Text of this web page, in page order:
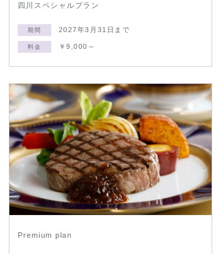
四川スペシャルプラン
期間 2027年3月31日まで
料金 ￥9,000～
Premium plan